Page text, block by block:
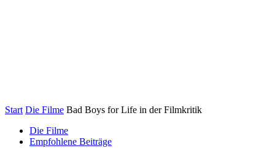
Start Die Filme Bad Boys for Life in der Filmkritik
Die Filme
Empfohlene Beiträge